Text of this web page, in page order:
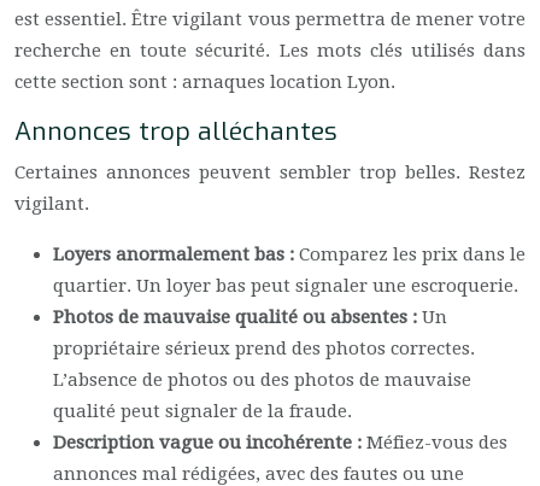
est essentiel. Être vigilant vous permettra de mener votre
recherche en toute sécurité. Les mots clés utilisés dans
cette section sont : arnaques location Lyon.
Annonces trop alléchantes
Certaines annonces peuvent sembler trop belles. Restez
vigilant.
Loyers anormalement bas : Comparez les prix dans le
quartier. Un loyer bas peut signaler une escroquerie.
Photos de mauvaise qualité ou absentes : Un
propriétaire sérieux prend des photos correctes.
L’absence de photos ou des photos de mauvaise
qualité peut signaler de la fraude.
Description vague ou incohérente : Méfiez-vous des
annonces mal rédigées, avec des fautes ou une